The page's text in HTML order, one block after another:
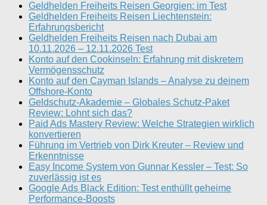
Geldhelden Freiheits Reisen Georgien: im Test
Geldhelden Freiheits Reisen Liechtenstein:
Erfahrungsbericht
Geldhelden Freiheits Reisen nach Dubai am
10.11.2026 – 12.11.2026 Test
Konto auf den Cookinseln: Erfahrung mit diskretem
Vermögensschutz
Konto auf den Cayman Islands – Analyse zu deinem
Offshore-Konto
Geldschutz-Akademie – Globales Schutz-Paket
Review: Lohnt sich das?
Paid Ads Mastery Review: Welche Strategien wirklich
konvertieren
Führung im Vertrieb von Dirk Kreuter – Review und
Erkenntnisse
Easy Income System von Gunnar Kessler – Test: So
zuverlässig ist es
Google Ads Black Edition: Test enthüllt geheime
Performance-Boosts